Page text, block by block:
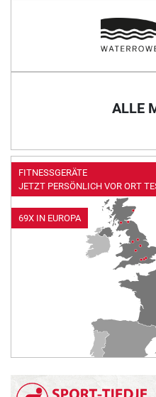
ALLE
FITNESSGERÄTE
JETZT PERSÖNLICH VOR ORT
69X IN EUROPA